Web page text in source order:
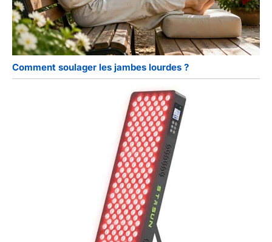
Comment soulager les jambes lourdes ?